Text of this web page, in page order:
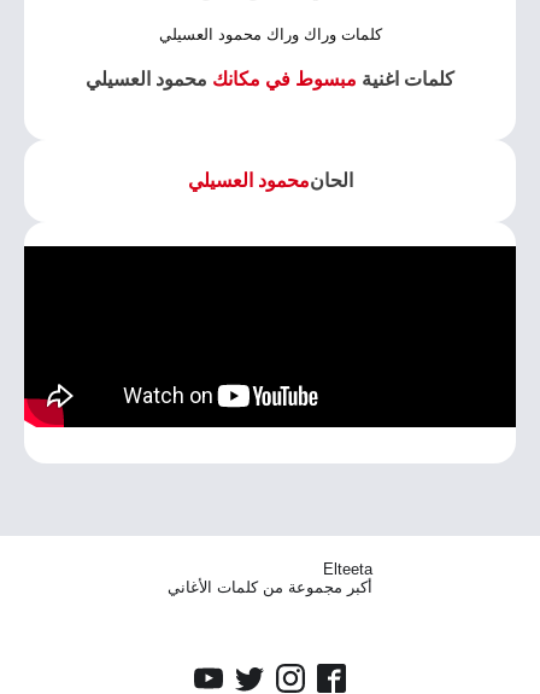
كلمات وراك وراك محمود العسيلي
كلمات اغنية مبسوط في مكانك محمود العسيلي
الحانمحمود العسيلي
Elteeta
أكبر مجموعة من كلمات الأغاني